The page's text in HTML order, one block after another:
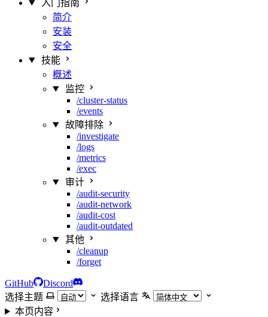
入门指南
简介
安装
安全
技能
概述
监控
/cluster-status
/events
故障排除
/investigate
/logs
/metrics
/exec
审计
/audit-security
/audit-network
/audit-cost
/audit-outdated
其他
/cleanup
/forget
GitHub
Discord
选择主题
选择语言
本页内容